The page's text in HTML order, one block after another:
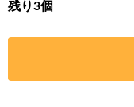
残り3個